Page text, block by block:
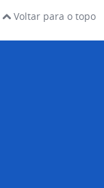
Voltar para o topo